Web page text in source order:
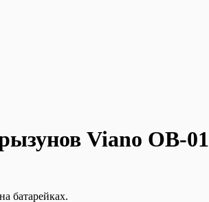
Viano OB-01
батарейках.